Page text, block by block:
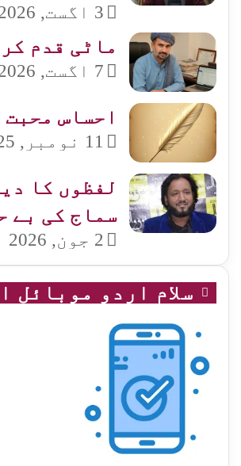
3 اگست, 2026
ماٹی قدم
7 اگست, 2026
احساس محبت
11 نومبر, 2025
لفظوں کا
سماج کی بے
2 جون, 2026
سلام اردو موبائل